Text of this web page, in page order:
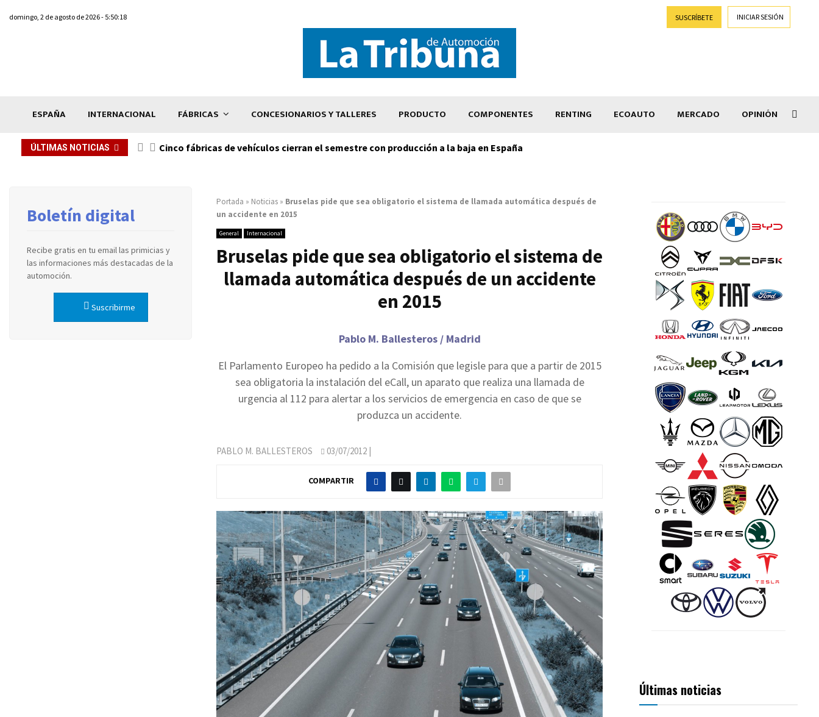
domingo, 2 de agosto de 2026 - 5:50:18 SUSCRÍBETE INICIAR SESIÓN
ESPAÑA INTERNACIONAL FÁBRICAS CONCESIONARIOS Y TALLERES PRODUCTO COMPONENTES RENTING ECOAUTO MERCADO OPINIÓN
ÚLTIMAS NOTICIAS Cinco fábricas de vehículos cierran el semestre con producción a la baja en España
Portada » Noticias » Bruselas pide que sea obligatorio el sistema de llamada automática después de
un accidente en 2015
General Internacional
Bruselas pide que sea obligatorio el sistema de
llamada automática después de un accidente
en 2015
Pablo M. Ballesteros / Madrid
El Parlamento Europeo ha pedido a la Comisión que legisle para que a partir de 2015
sea obligatoria la instalación del eCall, un aparato que realiza una llamada de
urgencia al 112 para alertar a los servicios de emergencia en caso de que se
produzca un accidente.
PABLO M. BALLESTEROS 03/07/2012 |
COMPARTIR
Boletín digital
Recibe gratis en tu email las primicias y
las informaciones más destacadas de la
automoción.
Suscribirme
Últimas noticias